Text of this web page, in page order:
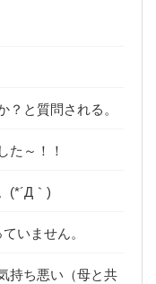
？と質問される。
た～！！
(*´Д｀)
いません。
持ち悪い（母と共